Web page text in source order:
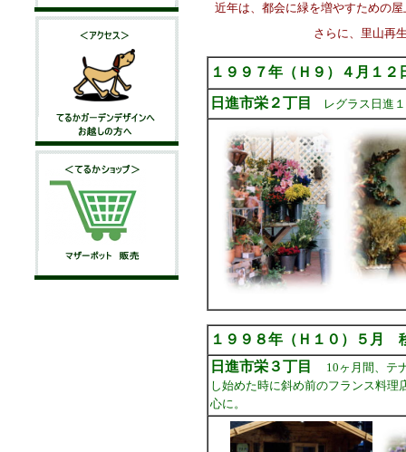
近年は、都会に緑を増やすための屋
さらに、里山再
１９９７年（Ｈ９）４月
日進市栄２丁目
レグラス日進
１９９８年（Ｈ１０）５月
日進市栄３丁目
10ヶ月間、テ
し始めた時に斜め前のフランス料
心に。